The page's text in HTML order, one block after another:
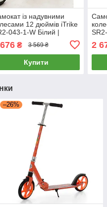
із надувними
12 дюймів iTrike
043-1-W Білий |
₴ 3 569 ₴
Купити
2
–26%